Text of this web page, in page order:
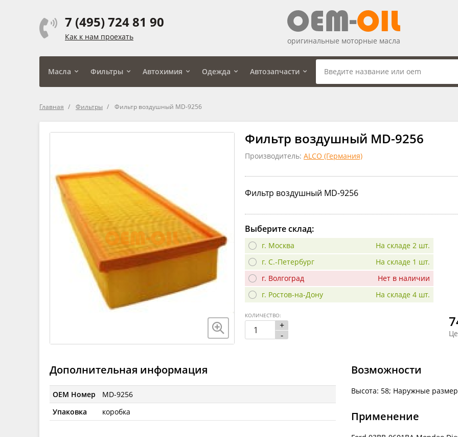
7 (495) 724 81 90
Как к нам проехать оригинальные моторные масла
Масла Фильтры Автохимия Одежда Автозапчасти
Главная Фильтры Фильтр воздушный MD-9256
Фильтр воздушный MD-9256
Производитель: ALCO (Германия)
Фильтр воздушный MD-9256
Выберите склад:
г. Москва
На складе 2 шт.
г. С.-Петербург
На складе 1 шт.
г. Волгоград
Нет в наличии
г. Ростов-на-Дону
На складе 4 шт.
+
-
КОЛИЧЕСТВО:
Дополнительная информация
OEM Номер
MD-9256
Упаковка
коробка
Возможности
Высота: 58; Наружные
Применение